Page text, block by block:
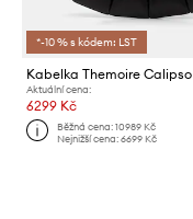
*-10 % s kódem: LST
Kabelka Themoire Calipso
Aktuální cena:
6299 Kč
Běžná cena:10989 Kč
Nejnižší cena:6699 Kč